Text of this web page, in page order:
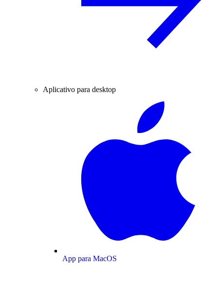
Aplicativo para desktop
App para MacOS